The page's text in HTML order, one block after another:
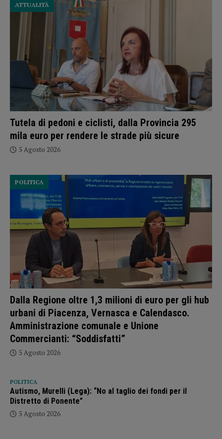
Tutela di pedoni e ciclisti, dalla Provincia 295
mila euro per rendere le strade più sicure
ATTUALITÀ
5 Agosto 2026
Dalla Regione oltre 1,3 milioni di euro per gli hub
urbani di Piacenza, Vernasca e Calendasco.
Amministrazione comunale e Unione
Commercianti: “Soddisfatti”
POLITICA
5 Agosto 2026
POLITICA
Autismo, Murelli (Lega): “No al taglio dei fondi per il
Distretto di Ponente”
5 Agosto 2026